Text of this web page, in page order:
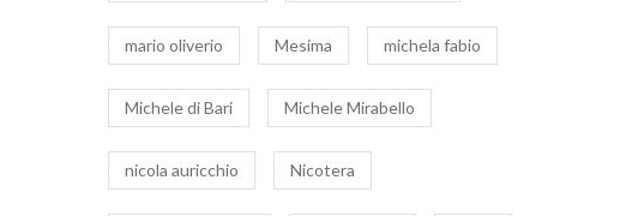
mario oliverio Mesima michela fabio
Michele di Bari Michele Mirabello
nicola auricchio Nicotera